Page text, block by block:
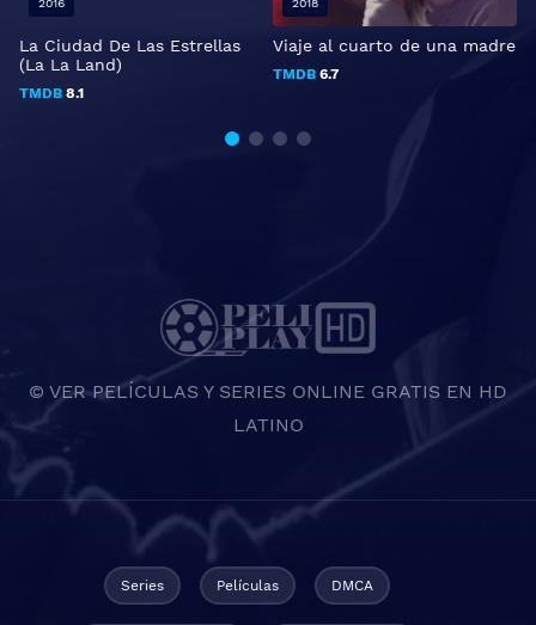
La Ciudad De Las Estrellas
(La La Land)
TMDB 8.1
Viaje al cuarto de una madre
TMDB 6.7
© VER PELÍCULAS Y SERIES ONLINE GRATIS EN HD
LATINO
Series Películas DMCA